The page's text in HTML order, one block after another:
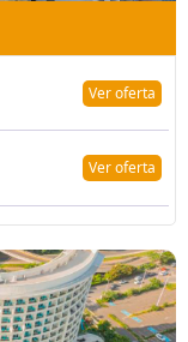
Ver oferta
Ver oferta